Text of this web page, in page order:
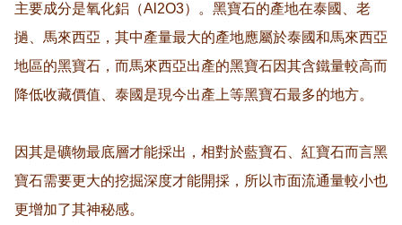
主要成分是氧化鋁（Al2O3）。黑寶石的產地在泰國、老
撾、馬來西亞，其中產量最大的產地應屬於泰國和馬來西亞
地區的黑寶石，而馬來西亞出產的黑寶石因其含鐵量較高而
降低收藏價值、泰國是現今出產上等黑寶石最多的地方。
因其是礦物最底層才能採出，相對於藍寶石、紅寶石而言黑
寶石需要更大的挖掘深度才能開採，所以市面流通量較小也
更增加了其神秘感。